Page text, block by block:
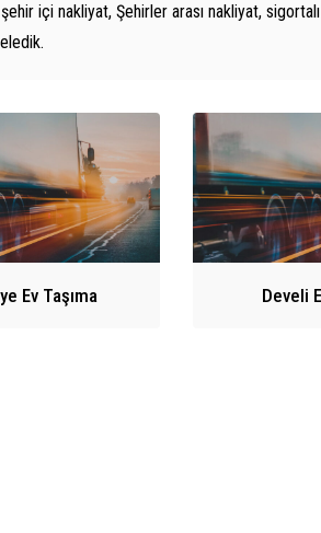
içi nakliyat, Şehirler arası nakliyat,
Ev Taşıma Develi